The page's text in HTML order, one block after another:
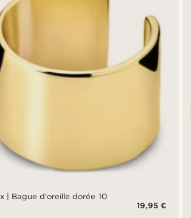
| Bague d'oreille dorée 10
19,95 €